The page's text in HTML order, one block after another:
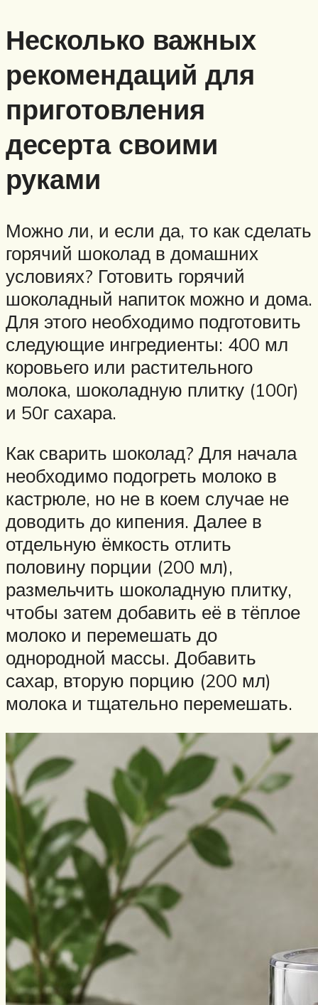
Несколько важных
рекомендаций для
приготовления
десерта своими
руками
Можно ли, и если да, то как сделать
горячий шоколад в домашних
условиях? Готовить горячий
шоколадный напиток можно и дома.
Для этого необходимо подготовить
следующие ингредиенты: 400 мл
коровьего или растительного
молока, шоколадную плитку (100г)
и 50г сахара.
Как сварить шоколад? Для начала
необходимо подогреть молоко в
кастрюле, но не в коем случае не
доводить до кипения. Далее в
отдельную ёмкость отлить
половину порции (200 мл),
размельчить шоколадную плитку,
чтобы затем добавить её в тёплое
молоко и перемешать до
однородной массы. Добавить
сахар, вторую порцию (200 мл)
молока и тщательно перемешать.